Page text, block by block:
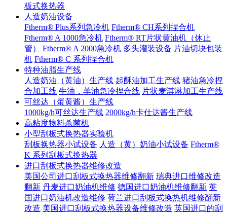
板式换热器
人造奶油设备
Ftherm® Plus系列急冷机 Ftherm® CH系列捏合机
Ftherm® A 1000急冷机 Ftherm® RT片状黄油机（休止
管）
Ftherm® A 2000急冷机 多头灌装设备 片油切块包装
机 Ftherm® C 系列捏合机
特种油脂生产线
人造奶油（黄油）生产线 起酥油加工生产线 猪油急冷捏
合加工线 牛油，羊油急冷捏合线 片状麦淇淋加工生产线
可丝达（蛋黄酱）生产线
1000kg/h可丝达生产线 2000kg/h卡仕达酱生产线
高粘度物料杀菌机
小型刮板式换热器实验机
刮板换热器小试设备 人造（黄）奶油小试设备 Ftherm®
K 系列刮板式换热器
进口刮板式换热器维修改造
美国公司进口刮板式换热器维修翻新 瑞典进口维修改造
翻新 丹麦进口奶油机维修 德国进口奶油机维修翻新 英
国进口奶油机改造维修 荷兰进口刮板式换热机维修翻新
改造 美国进口刮板式换热器设备维修改造 英国进口的刮